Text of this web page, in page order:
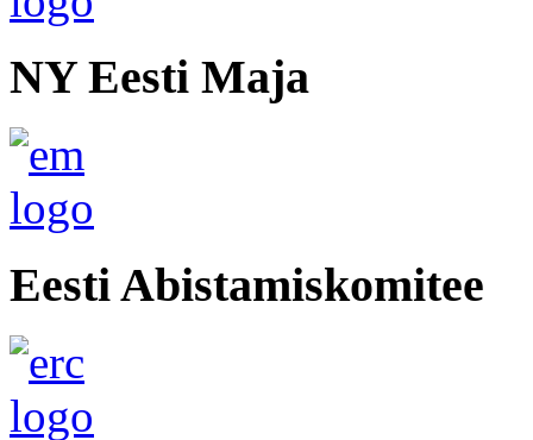
NY Eesti Maja
Eesti Abistamiskomitee